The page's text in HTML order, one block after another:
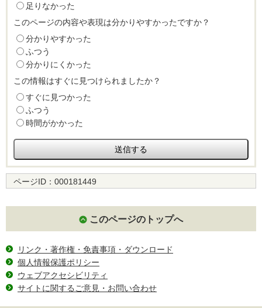
足りなかった
このページの内容や表現は分かりやすかったですか？
分かりやすかった
ふつう
分かりにくかった
この情報はすぐに見つけられましたか？
すぐに見つかった
ふつう
時間がかかった
ページID： 000181449
このページのトップへ
リンク・著作権・免責事項・ダウンロード
個人情報保護ポリシー
ウェブアクセシビリティ
サイトに関するご意見・お問い合わせ